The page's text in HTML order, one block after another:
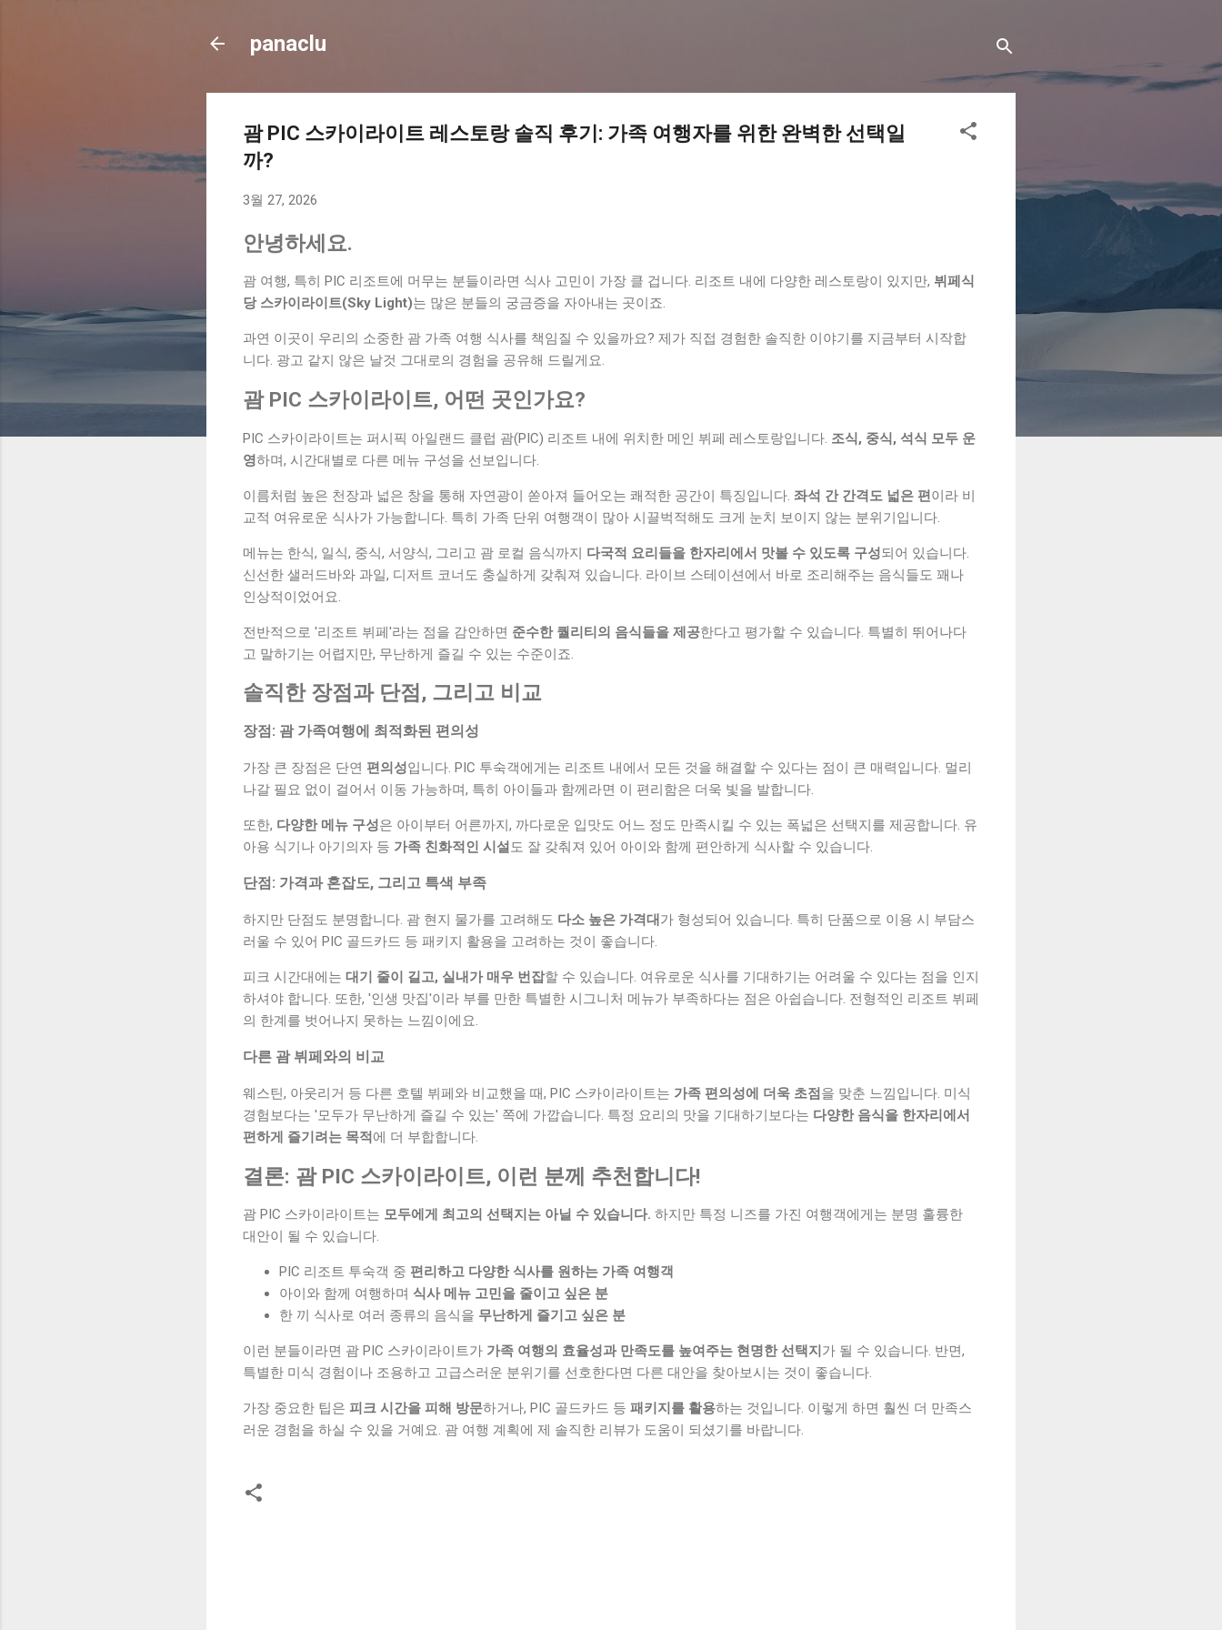
panaclu
괌 PIC 스카이라이트 레스토랑 솔직 후기: 가족 여행자를 위한 완벽한 선택일
까?
3월 27, 2026
안녕하세요.
괌 여행, 특히 PIC 리조트에 머무는 분들이라면 식사 고민이 가장 클 겁니다. 리조트 내에 다양한 레스토랑이 있지만, 뷔페식
당 스카이라이트(Sky Light)는 많은 분들의 궁금증을 자아내는 곳이죠.
과연 이곳이 우리의 소중한 괌 가족 여행 식사를 책임질 수 있을까요? 제가 직접 경험한 솔직한 이야기를 지금부터 시작합
니다. 광고 같지 않은 날것 그대로의 경험을 공유해 드릴게요.
괌 PIC 스카이라이트, 어떤 곳인가요?
PIC 스카이라이트는 퍼시픽 아일랜드 클럽 괌(PIC) 리조트 내에 위치한 메인 뷔페 레스토랑입니다. 조식, 중식, 석식 모두 운
영하며, 시간대별로 다른 메뉴 구성을 선보입니다.
이름처럼 높은 천장과 넓은 창을 통해 자연광이 쏟아져 들어오는 쾌적한 공간이 특징입니다. 좌석 간 간격도 넓은 편 이라 비
교적 여유로운 식사가 가능합니다. 특히 가족 단위 여행객이 많아 시끌벅적해도 크게 눈치 보이지 않는 분위기입니다.
메뉴는 한식, 일식, 중식, 서양식, 그리고 괌 로컬 음식까지 다국적 요리들을 한자리에서 맛볼 수 있도록 구성되어 있습니다.
신선한 샐러드바와 과일, 디저트 코너도 충실하게 갖춰져 있습니다. 라이브 스테이션에서 바로 조리해주는 음식들도 꽤나
인상적이었어요.
전반적으로 '리조트 뷔페'라는 점을 감안하면 준수한 퀄리티의 음식들을 제공한다고 평가할 수 있습니다. 특별히 뛰어나다
고 말하기는 어렵지만, 무난하게 즐길 수 있는 수준이죠.
솔직한 장점과 단점, 그리고 비교
장점: 괌 가족여행에 최적화된 편의성
가장 큰 장점은 단연 편의성입니다. PIC 투숙객에게는 리조트 내에서 모든 것을 해결할 수 있다는 점이 큰 매력입니다. 멀리
나갈 필요 없이 걸어서 이동 가능하며, 특히 아이들과 함께라면 이 편리함은 더욱 빛을 발합니다.
또한, 다양한 메뉴 구성은 아이부터 어른까지, 까다로운 입맛도 어느 정도 만족시킬 수 있는 폭넓은 선택지를 제공합니다. 유
아용 식기나 아기의자 등 가족 친화적인 시설도 잘 갖춰져 있어 아이와 함께 편안하게 식사할 수 있습니다.
단점: 가격과 혼잡도, 그리고 특색 부족
하지만 단점도 분명합니다. 괌 현지 물가를 고려해도 다소 높은 가격대 가 형성되어 있습니다. 특히 단품으로 이용 시 부담스
러울 수 있어 PIC 골드카드 등 패키지 활용을 고려하는 것이 좋습니다.
피크 시간대에는 대기 줄이 길고, 실내가 매우 번잡할 수 있습니다. 여유로운 식사를 기대하기는 어려울 수 있다는 점을 인지
하셔야 합니다. 또한, '인생 맛집'이라 부를 만한 특별한 시그니처 메뉴가 부족하다는 점은 아쉽습니다. 전형적인 리조트 뷔페
의 한계를 벗어나지 못하는 느낌이에요.
다른 괌 뷔페와의 비교
웨스틴, 아웃리거 등 다른 호텔 뷔페와 비교했을 때, PIC 스카이라이트는 가족 편의성에 더욱 초점 을 맞춘 느낌입니다. 미식
경험보다는 '모두가 무난하게 즐길 수 있는' 쪽에 가깝습니다. 특정 요리의 맛을 기대하기보다는 다양한 음식을 한자리에서
편하게 즐기려는 목적 에 더 부합합니다.
결론: 괌 PIC 스카이라이트, 이런 분께 추천합니다!
괌 PIC 스카이라이트는 모두에게 최고의 선택지는 아닐 수 있습니다. 하지만 특정 니즈를 가진 여행객에게는 분명 훌륭한
대안이 될 수 있습니다.
PIC 리조트 투숙객 중 편리하고 다양한 식사를 원하는 가족 여행객
아이와 함께 여행하며 식사 메뉴 고민을 줄이고 싶은 분
한 끼 식사로 여러 종류의 음식을 무난하게 즐기고 싶은 분
이런 분들이라면 괌 PIC 스카이라이트가 가족 여행의 효율성과 만족도를 높여주는 현명한 선택지 가 될 수 있습니다. 반면,
특별한 미식 경험이나 조용하고 고급스러운 분위기를 선호한다면 다른 대안을 찾아보시는 것이 좋습니다.
가장 중요한 팁은 피크 시간을 피해 방문하거나, PIC 골드카드 등 패키지를 활용하는 것입니다. 이렇게 하면 훨씬 더 만족스
러운 경험을 하실 수 있을 거예요. 괌 여행 계획에 제 솔직한 리뷰가 도움이 되셨기를 바랍니다.